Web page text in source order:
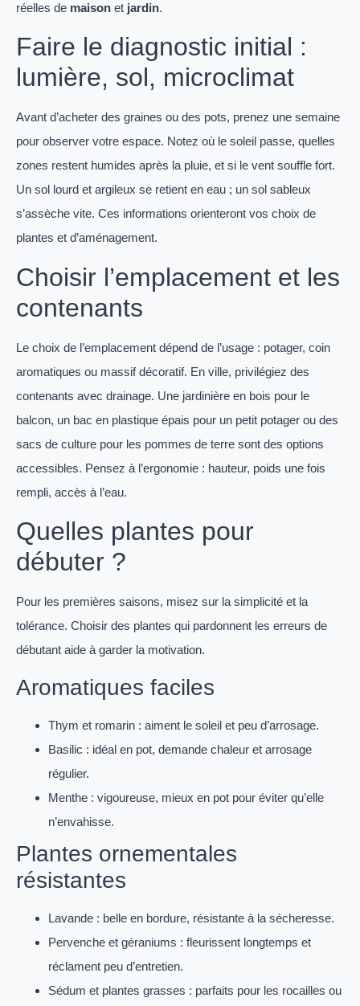
réelles de maison et jardin.
Faire le diagnostic initial :
lumière, sol, microclimat
Avant d’acheter des graines ou des pots, prenez une semaine
pour observer votre espace. Notez où le soleil passe, quelles
zones restent humides après la pluie, et si le vent souffle fort.
Un sol lourd et argileux se retient en eau ; un sol sableux
s’assèche vite. Ces informations orienteront vos choix de
plantes et d’aménagement.
Choisir l’emplacement et les
contenants
Le choix de l’emplacement dépend de l’usage : potager, coin
aromatiques ou massif décoratif. En ville, privilégiez des
contenants avec drainage. Une jardinière en bois pour le
balcon, un bac en plastique épais pour un petit potager ou des
sacs de culture pour les pommes de terre sont des options
accessibles. Pensez à l’ergonomie : hauteur, poids une fois
rempli, accès à l’eau.
Quelles plantes pour
débuter ?
Pour les premières saisons, misez sur la simplicité et la
tolérance. Choisir des plantes qui pardonnent les erreurs de
débutant aide à garder la motivation.
Aromatiques faciles
Thym et romarin : aiment le soleil et peu d’arrosage.
Basilic : idéal en pot, demande chaleur et arrosage
régulier.
Menthe : vigoureuse, mieux en pot pour éviter qu’elle
n’envahisse.
Plantes ornementales
résistantes
Lavande : belle en bordure, résistante à la sécheresse.
Pervenche et géraniums : fleurissent longtemps et
réclament peu d’entretien.
Sédum et plantes grasses : parfaits pour les rocailles ou